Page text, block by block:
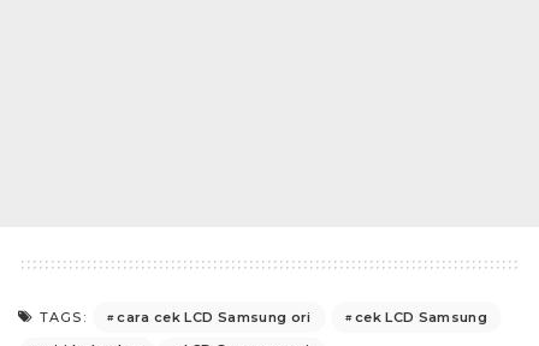
TAGS: cara cek LCD Samsung ori
cek LCD Samsung